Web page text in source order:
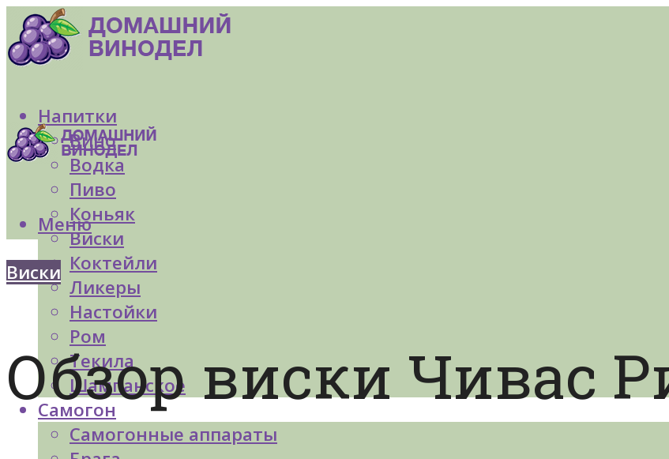
Напитки
Вино
Водка
Пиво
Коньяк
Виски
Коктейли
Ликеры
Настойки
Ром
Текила
Шампанское
Самогон
Самогонные аппараты
Меню
Виски
Обзор виски Чивас